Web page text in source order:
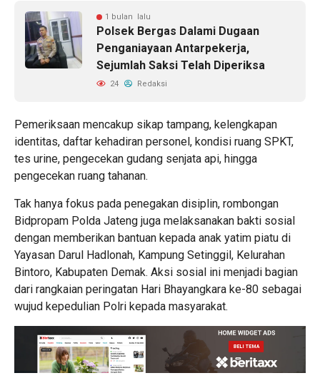
1 bulan lalu
Polsek Bergas Dalami Dugaan
Penganiayaan Antarpekerja,
Sejumlah Saksi Telah Diperiksa
24 Redaksi
Pemeriksaan mencakup sikap tampang, kelengkapan
identitas, daftar kehadiran personel, kondisi ruang SPKT,
tes urine, pengecekan gudang senjata api, hingga
pengecekan ruang tahanan.
Tak hanya fokus pada penegakan disiplin, rombongan
Bidpropam Polda Jateng juga melaksanakan bakti sosial
dengan memberikan bantuan kepada anak yatim piatu di
Yayasan Darul Hadlonah, Kampung Setinggil, Kelurahan
Bintoro, Kabupaten Demak. Aksi sosial ini menjadi bagian
dari rangkaian peringatan Hari Bhayangkara ke-80 sebagai
wujud kepedulian Polri kepada masyarakat.